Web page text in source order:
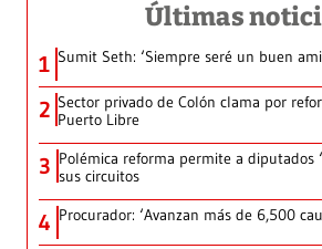
Últimas
1 Sumit Seth: ‘Siempre seré un buen
2 Sector privado de Colón clama por
Puerto Libre
3 Polémica reforma permite a diputados
sus circuitos
4 Procurador: ‘Avanzan más de 6,500